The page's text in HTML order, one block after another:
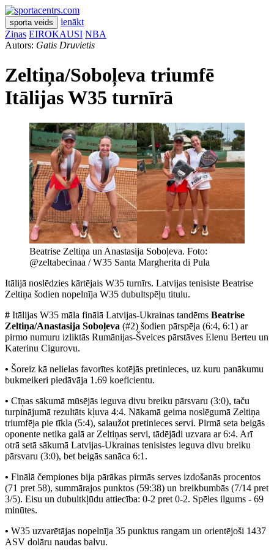
sporta veids
ienākt
Ziņas EIROKAUSI NBA
Autors: Gatis Druvietis
Zeltiņa/Soboļeva triumfē
Itālijas W35 turnīrā
Beatrise Zeltiņa un Anastasija Soboļeva. Foto:
@zeltabecinaa / W35 Santa Margherita di Pula
Itālijā noslēdzies kārtējais W35 turnīrs. Latvijas tenisiste Beatrise
Zeltiņa šodien nopelnīja W35 dubultspēļu titulu.
# Itālijas W35 māla finālā Latvijas-Ukrainas tandēms Beatrise
Zeltiņa/Anastasija Soboļeva (#2) šodien pārspēja (6:4, 6:1) ar
pirmo numuru izliktās Rumānijas-Šveices pārstāves Elenu Berteu un
Katerinu Cigurovu.
• Šoreiz kā nelielas favorītes kotējās pretinieces, uz kuru panākumu
bukmeikeri piedāvāja 1.69 koeficientu.
• Cīņas sākumā mūsējās ieguva divu breiku pārsvaru (3:0), taču
turpinājumā rezultāts kļuva 4:4. Nākamā geima noslēgumā Zeltiņa
triumfēja pie tīkla (5:4), salaužot pretinieces servi. Pirmā seta beigās
oponente netika galā ar Zeltiņas servi, tādējādi uzvara ar 6:4. Arī
otrā setā sākumā Latvijas-Ukrainas tenisistes ieguva divu breiku
pārsvaru (3:0), bet beigās sanāca 6:1.
• Finālā čempiones bija pārākas pirmās serves izdošanās procentos
(71 pret 58), summārajos punktos (59:38) un breikbumbās (7/14 pret
3/5). Eisu un dubultkļūdu attiecība: 0-2 pret 0-2. Spēles ilgums - 69
minūtes.
• W35 uzvarētājas nopelnīja 35 punktus rangam un orientējoši 1437
ASV dolāru naudas balvu.